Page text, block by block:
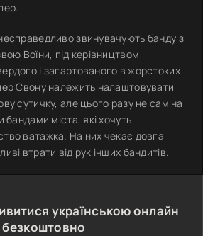
звинувачують банду з
Воїни, під керівництвом
і загартованого в жорстоких
Свону належить налаштовувати
сутичку, але цього разу не сам на
міста, які хочуть
ватажка. На них чекає довга
втрати від рук інших бандитів.
українською онлайн
безкоштовно